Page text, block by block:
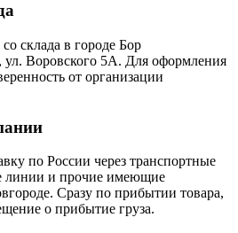
склада в городе Бор
ул. Воровского 5А. Для оформления
от организации
по России через транспортные
и прочие имеющие
Сразу по прибытии товара,
о прибытие груза.